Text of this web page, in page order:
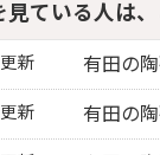
見ている人は
新 有田の陶
新 有田の陶